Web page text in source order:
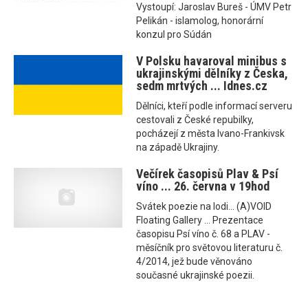
Vystoupí: Jaroslav Bureš - ÚMV Petr
Pelikán - islamolog, honorární
konzul pro Súdán
V Polsku havaroval minibus s
ukrajinskými dělníky z Česka,
sedm mrtvých ... Idnes.cz
Dělníci, kteří podle informací serveru
cestovali z České repubilky,
pocházejí z města Ivano-Frankivsk
na západě Ukrajiny.
Večírek časopisů Plav & Psí
víno ... 26. června v 19hod
Svátek poezie na lodi... (A)VOID
Floating Gallery ... Prezentace
časopisu Psí víno č. 68 a PLAV -
měsíčník pro světovou literaturu č.
4/2014, jež bude věnováno
současné ukrajinské poezii.